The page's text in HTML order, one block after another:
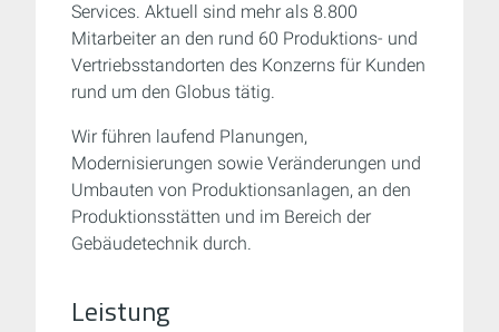
Services. Aktuell sind mehr als 8.800
Mitarbeiter an den rund 60 Produktions- und
Vertriebsstandorten des Konzerns für Kunden
rund um den Globus tätig.
Wir führen laufend Planungen,
Modernisierungen sowie Veränderungen und
Umbauten von Produktionsanlagen, an den
Produktionsstätten und im Bereich der
Gebäudetechnik durch.
Leistung